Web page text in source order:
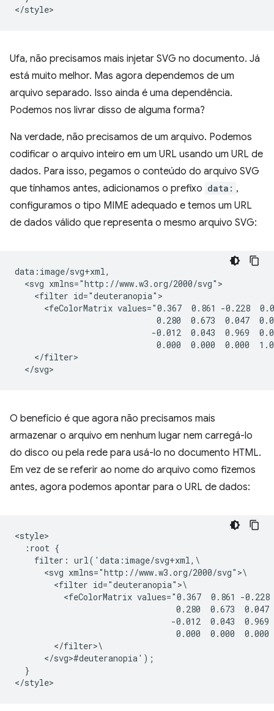
Ufa, não precisamos mais injetar SVG no documento. Já
está muito melhor. Mas agora dependemos de um
arquivo separado. Isso ainda é uma dependência.
Podemos nos livrar disso de alguma forma?
Na verdade, não precisamos de um arquivo. Podemos
codificar o arquivo inteiro em um URL usando um URL de
dados. Para isso, pegamos o conteúdo do arquivo SVG
que tínhamos antes, adicionamos o prefixo data: ,
configuramos o tipo MIME adequado e temos um URL
de dados válido que representa o mesmo arquivo SVG:
data:image/svg+xml,
  <svg xmlns="http://www.w3.org/2000/svg">
    <filter id="deuteranopia">
<feColorMatrix values="0.367  0.861 -0.228
0.280  0.673  0.047
-0.012  0.043  0.969
0.000  0.000  0.000
    </filter>
O benefício é que agora não precisamos mais
armazenar o arquivo em nenhum lugar nem carregá-lo
do disco ou pela rede para usá-lo no documento HTML.
Em vez de se referir ao nome do arquivo como fizemos
antes, agora podemos apontar para o URL de dados:
<style>
  :root {
    filter: url('data:image/svg+xml,\
      <svg xmlns="http://www.w3.org/2000/svg">\
        <filter id="deuteranopia">\
<feColorMatrix values="0.367  0.861 -0.228
0.280  0.673  0.047
-0.012  0.043  0.969
0.000  0.000  0.000
        </filter>\
      </svg>#deuteranopia');
  }